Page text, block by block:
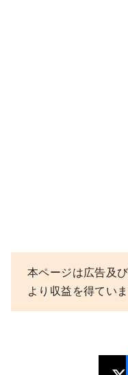
本ページは広告及
より収益を得ていま